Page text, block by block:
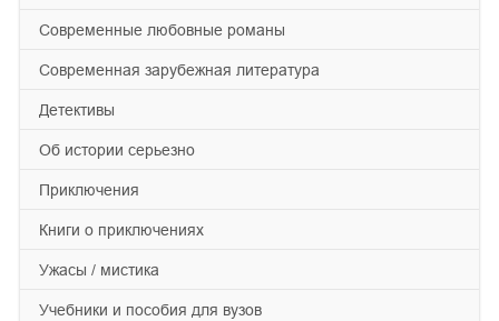
современные любовные романы
современная зарубежная литература
детективы
об истории серьезно
приключения
книги о приключениях
ужасы / мистика
учебники и пособия для вузов